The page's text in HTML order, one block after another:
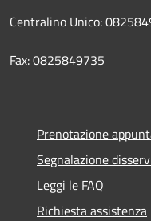
Centralino Unico:
Fax: 0825849735
Prenotazione
Segnalazione
Leggi le FAQ
Richiesta assistenza